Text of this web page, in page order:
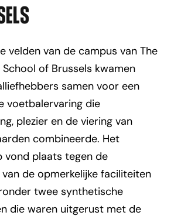
velden van de campus van The
of Brussels kwamen
samen voor een
voetbalervaring die
plezier en de viering van
combineerde. Het
vond plaats tegen de
de opmerkelijke faciliteiten
twee synthetische
die waren uitgerust met de